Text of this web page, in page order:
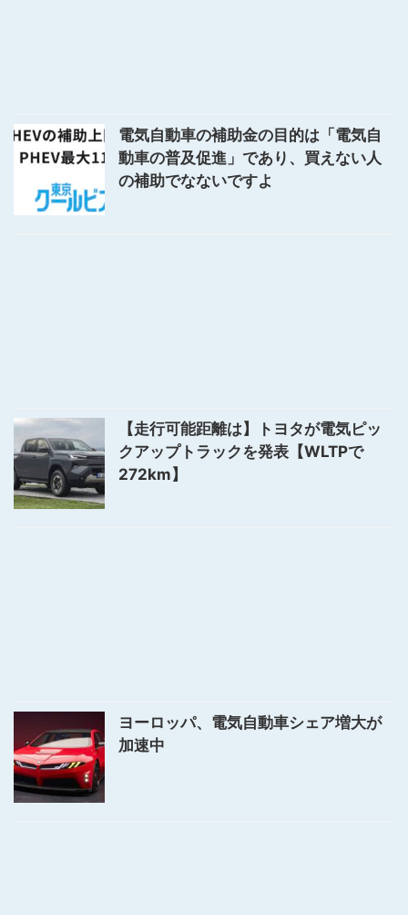
電気自動車の補助金の目的は「電気自
動車の普及促進」であり、買えない人
の補助でなないですよ
【走行可能距離は】トヨタが電気ピッ
クアップトラックを発表【WLTPで
272km】
ヨーロッパ、電気自動車シェア増大が
加速中